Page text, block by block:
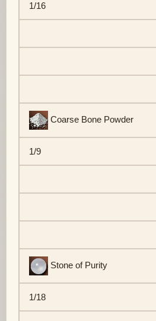
1/16
Coarse Bone Powder
1/9
Stone of Purity
1/18